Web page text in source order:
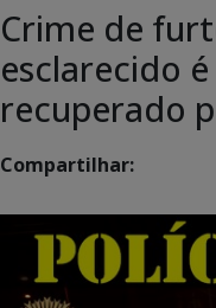
Crime de
esclarecido
recuperado
Compartilhar: